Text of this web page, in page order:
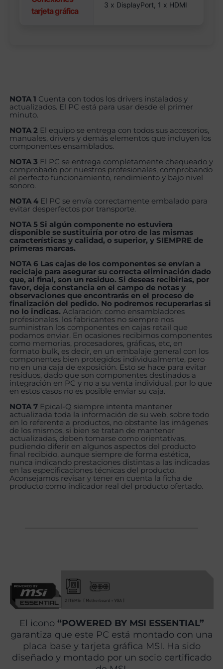
tarjeta gráfica
3 x DisplayPort, 1 x HDMI
NOTA 1 Cuenta con todos los drivers instalados y
actualizados. El PC está para usar desde el primer
minuto.
NOTA 2 El equipo se entrega con todos sus accesorios,
manuales, drivers y demás elementos que incluyen los
componentes ensamblados.
NOTA 3 El PC se entrega completamente chequeado y
comprobado por nuestros profesionales, comprobando
el perfecto funcionamiento, rendimiento y bajo nivel
sonoro.
NOTA 4 El PC se envía correctamente embalado para
evitar desperfectos por transporte.
NOTA 5 Si algún componente no estuviera
disponible se sustituiría por otro de las mismas
características y calidad, o superior, y SIEMPRE de
primeras marcas.
NOTA 6 Las cajas de los componentes se envían a
reciclaje para asegurar su correcta eliminación dado
que, al final, son un residuo. Si deseas recibirlas, por
favor, deja constancia en el campo de notas y
observaciones que encontrarás en el proceso de
finalización del pedido. No podremos recuperarlas si
no lo indicas. Aclaración: como ensambladores
profesionales, los fabricantes no siempre nos
suministran los componentes en cajas retail que
podamos enviar. En ocasiones recibimos componentes
como memorias, procesadores, gráficas, etc, en
formato bulk, es decir, en un embalaje general con los
componentes bien protegidos individualmente, pero
no en una caja de exposición. Esto se hace para evitar
residuos, dado que son componentes destinados a
integración en PC y no a su venta individual, por lo que
en estos casos no es posible enviar su caja.
NOTA 7 Epical-Q siempre intenta mantener
actualizada toda la información de su web, sobre todo
en lo referente a productos, no obstante las imágenes
de los mismos, si bien se tratan de mantener
actualizadas, deben tomarse como orientativas,
pudiendo diferir en algunos aspectos del producto
final recibido, aunque siempre de forma estética,
nunca indicando prestaciones distintas a las indicadas
en las especificaciones técnicas del producto.
Aconsejamos revisar y tener en cuenta la ficha de
producto como indicador real del producto ofertado.
El icono “POWERED BY MSI ESSENTIAL”
garantiza que este PC está montado con una
placa base y tarjeta gráfica MSI. Ha sido
diseñado y montado por un socio certificado